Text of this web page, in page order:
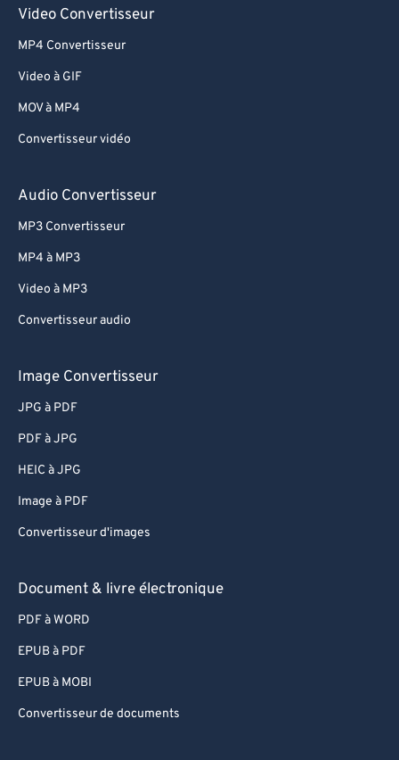
Video Convertisseur
MP4 Convertisseur
Video à GIF
MOV à MP4
Convertisseur vidéo
Audio Convertisseur
MP3 Convertisseur
MP4 à MP3
Video à MP3
Convertisseur audio
Image Convertisseur
JPG à PDF
PDF à JPG
HEIC à JPG
Image à PDF
Convertisseur d'images
Document & livre électronique
PDF à WORD
EPUB à PDF
EPUB à MOBI
Convertisseur de documents